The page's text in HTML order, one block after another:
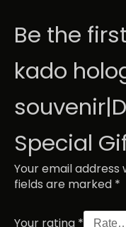
Be the
kado
Special
Your email address
fields are marked *
Your rating *